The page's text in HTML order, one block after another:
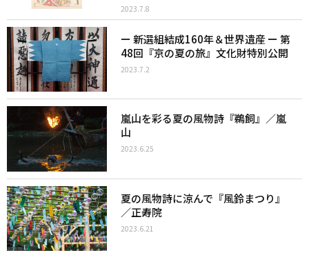
2023.7.8
ー 新選組結成160年＆世界遺産 ー 第
48回『京の夏の旅』文化財特別公開
2023.7.2
嵐山を彩る夏の風物詩『鵜飼』／嵐
山
2023.6.25
夏の風物詩に涼んで『風鈴まつり』
／正寿院
2023.6.21